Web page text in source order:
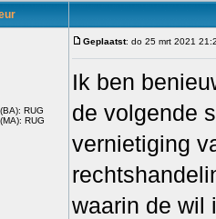
RUG
RUG
Geplaatst: do 25 mrt 2021
Ik ben
de volgende
vernietiging
waarin de wil